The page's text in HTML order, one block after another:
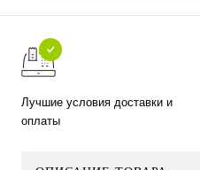
Лучшие условия доставки и
оплаты